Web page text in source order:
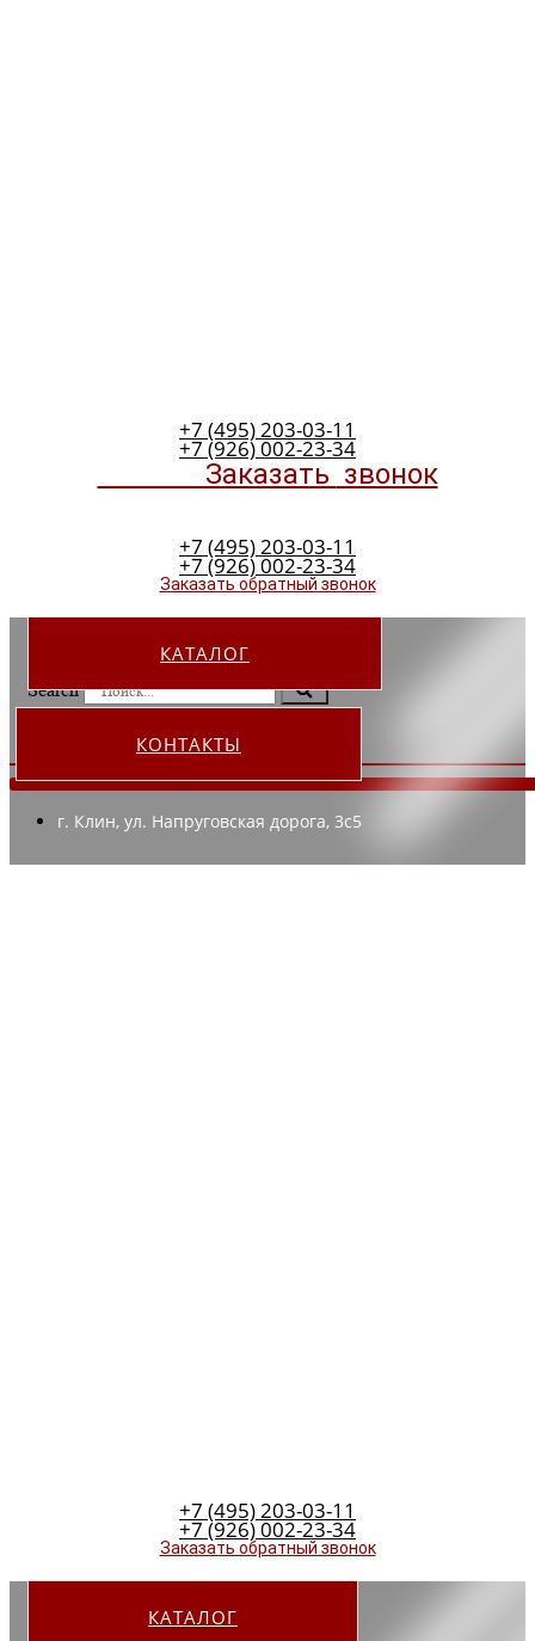
+7 (495) 203-03-11
+7 (926) 002-23-34
Заказать звонок
+7 (495) 203-03-11
+7 (926) 002-23-34
Заказать обратный звонок
КАТАЛОГ
Search
КОНТАКТЫ
г. Клин, ул. Напруговская дорога, 3с5
+7 (495) 203-03-11
+7 (926) 002-23-34
Заказать обратный звонок
КАТАЛОГ